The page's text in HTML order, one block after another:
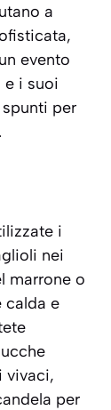
a
evento
e i suoi
per
i
nei
marrone o
calda e
vivaci,
per